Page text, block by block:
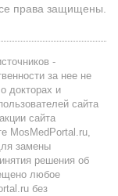
права защищены.
-
за нее не
докторах и
сайта
сайта
MosMedPortal.ru,
замены
решения об
любое
без